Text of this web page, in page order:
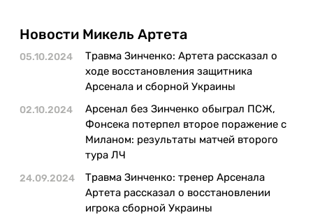
ЧЕ-2028
Букмекеры
Новости Микель Артета
05.10.2024
Травма Зинченко: Артета рассказал о
ходе восстановления защитника
Арсенала и сборной Украины
02.10.2024
Арсенал без Зинченко обыграл ПСЖ,
Фонсека потерпел второе поражение с
Миланом: результаты матчей второго
тура ЛЧ
24.09.2024
Травма Зинченко: тренер Арсенала
Артета рассказал о восстановлении
игрока сборной Украины